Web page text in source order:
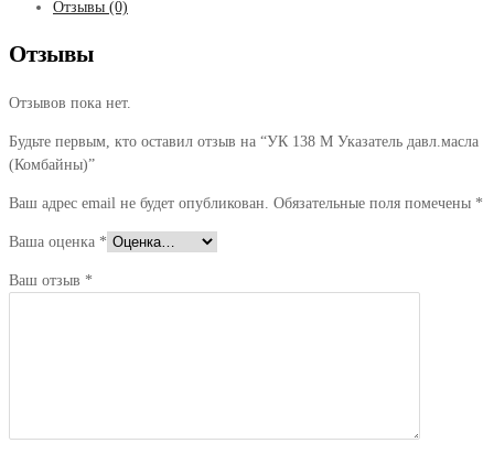
(Комбайны)Отзывы (0)
Отзывы
Отзывов пока нет.
Будьте первым, кто оставил отзыв на “УК 138 М Указатель давл.масла
(Комбайны)”
Ваш адрес email не будет опубликован. Обязательные поля помечены *
Ваша оценка *
Ваш отзыв *